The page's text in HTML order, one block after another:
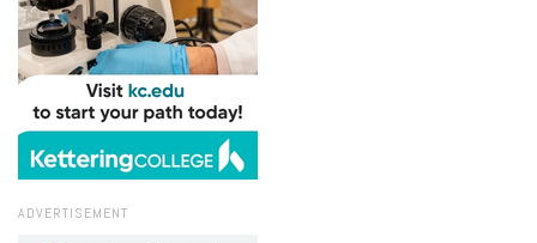
ADVERTISEMENT